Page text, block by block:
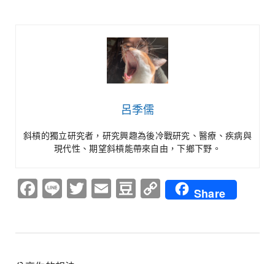
呂季儒
斜槓的獨立研究者，研究興趣為後冷戰研究、醫療、疾病與
現代性、期望斜槓能帶來自由，下鄉下野。
Facebook
LineTwitter
EmailDouban
CopyShare